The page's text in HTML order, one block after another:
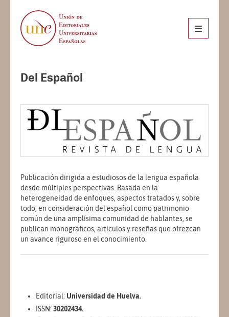
Del Español
Publicación dirigida a estudiosos de la lengua española
desde múltiples perspectivas. Basada en la
heterogeneidad de enfoques, aspectos tratados y, sobre
todo, en consideración del español como patrimonio
común de una amplísima comunidad de hablantes, se
publican monográficos, artículos y reseñas que ofrezcan
un avance riguroso en el conocimiento.
Editorial: Universidad de Huelva.
ISSN: 30202434.